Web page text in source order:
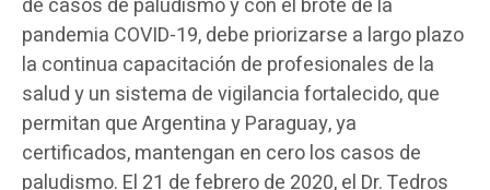
de casos de paludismo y con el brote de la
pandemia COVID-19, debe priorizarse a largo plazo
la continua capacitación de profesionales de la
salud y un sistema de vigilancia fortalecido, que
permitan que Argentina y Paraguay, ya
certificados, mantengan en cero los casos de
paludismo. El 21 de febrero de 2020, el Dr. Tedros